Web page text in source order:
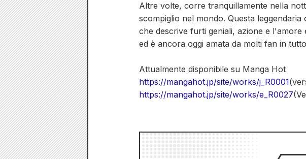
Altre volte, corre tranquillamente nella
scompiglio nel mondo. Questa
che descrive furti geniali, azione e
ed è ancora oggi amata da molti fan in
Attualmente disponibile su Manga Hot
https://mangahot.jp/site/works/j_R0001
https://mangahot.jp/site/works/e_R0027